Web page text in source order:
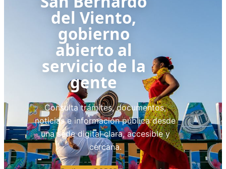
del Viento,
gobierno
abierto al
servicio de la
gente
Consulta trámites, documentos,
noticias e información pública desde
una sede digital clara, accesible y
cercana.